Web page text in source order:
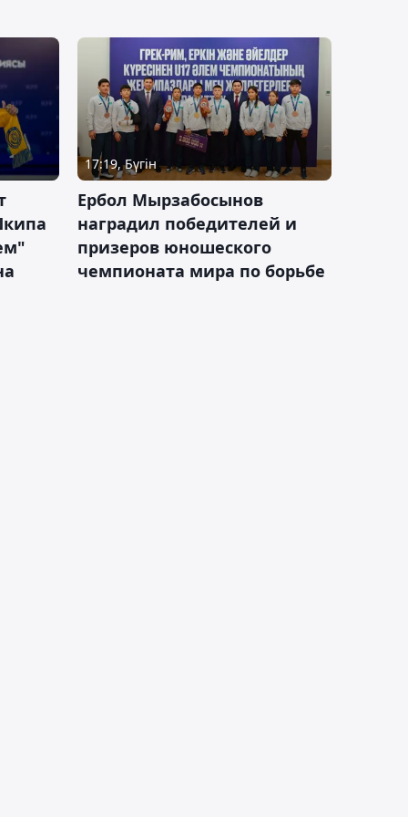
17:19, Бүгін
Ербол Мырзабосынов
наградил победителей и
призеров юношеского
чемпионата мира по борьбе